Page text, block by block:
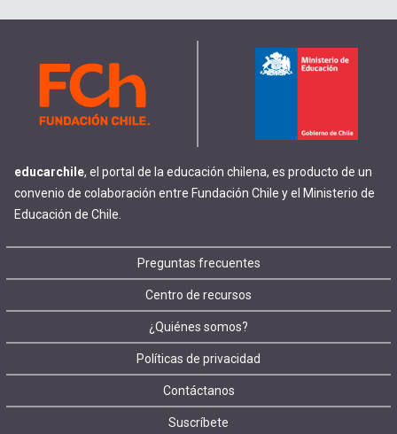
educarchile, el portal de la educación chilena, es producto de un
convenio de colaboración entre Fundación Chile y el Ministerio de
Educación de Chile.
Footer
menu
Preguntas frecuentes
Centro de recursos
¿Quiénes somos?
Políticas de privacidad
Contáctanos
Suscríbete